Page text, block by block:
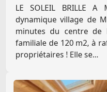
LE SOLEIL BRILLE A
dynamique village de
minutes du centre de
familiale de 120 m2, à
propriétaires ! Elle se...